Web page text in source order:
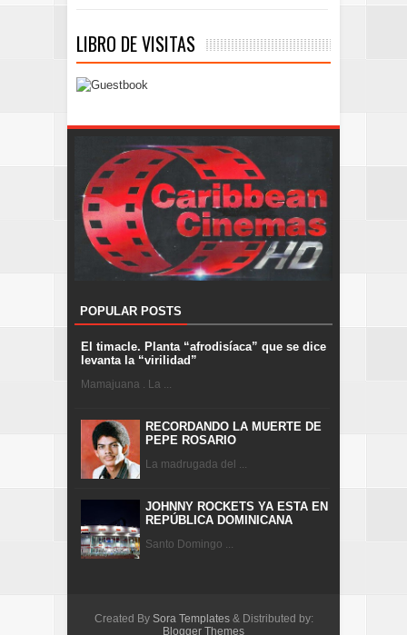
LIBRO DE VISITAS
POPULAR POSTS
El timacle. Planta “afrodisíaca” que se dice
levanta la “virilidad”
Mamajuana . La ...
RECORDANDO LA MUERTE DE
PEPE ROSARIO
La madrugada del ...
JOHNNY ROCKETS YA ESTA EN
REPÚBLICA DOMINICANA
Santo Domingo ...
Created By Sora Templates& Distributed by:
Blogger Themes